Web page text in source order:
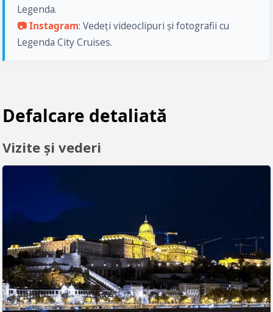
Legenda.
📷 Instagram: Vedeți videoclipuri și fotografii cu
Legenda City Cruises.
Defalcare detaliată
Vizite și vederi